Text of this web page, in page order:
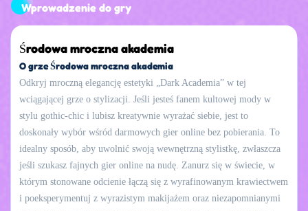
Wprowadzenie do gry
Środowa mroczna akademia
O grze Środowa mroczna akademia
Odkryj mroczną elegancję estetyki „Dark Academia” w tej
wciągającej grze o stylizacji. Jeśli jesteś fanem kultowej mody w
stylu gothic-chic i lubisz kreatywnie wyrażać siebie, jest to
doskonały wybór wśród darmowych gier online bez pobierania. To
idealny sposób, aby uwolnić swoją wewnętrzną stylistkę, zwłaszcza
jeśli szukasz fajnych gier online na nudę. Zanurz się w świecie, w
którym stonowane odcienie łączą się z wyrafinowanym krawiectwem
i poeksperymentuj z wyrazistym makijażem oraz niezapomnianymi